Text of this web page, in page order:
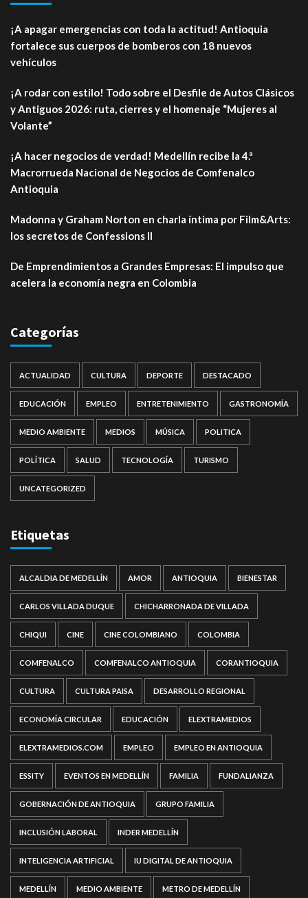
¡A apagar emergencias con toda la actitud! Antioquia
fortalece sus cuerpos de bomberos con 18 nuevos
vehículos
¡A rodar con estilo! Todo sobre el Desfile de Autos Clásicos
y Antiguos 2026: ruta, cierres y el homenaje “Mujeres al
Volante”
¡A hacer negocios de verdad! Medellín recibe la 4.ª
Macrorrueda Nacional de Negocios de Comfenalco
Antioquia
Madonna y Graham Norton en charla íntima por Film&Arts:
los secretos de Confessions II
De Emprendimientos a Grandes Empresas: El impulso que
acelera la economía negra en Colombia
Categorías
ACTUALIDAD CULTURA DEPORTE DESTACADO
EDUCACIÓN EMPLEO ENTRETENIMIENTO GASTRONOMÍA
MEDIO AMBIENTE MEDIOS MÚSICA POLITICA
POLÍTICA SALUD TECNOLOGÍA TURISMO
UNCATEGORIZED
Etiquetas
ALCALDIA DE MEDELLÍN AMOR ANTIOQUIA BIENESTAR
CARLOS VILLADA DUQUE CHICHARRONADA DE VILLADA
CHIQUI CINE CINE COLOMBIANO COLOMBIA
COMFENALCO COMFENALCO ANTIOQUIA CORANTIOQUIA
CULTURA CULTURA PAISA DESARROLLO REGIONAL
ECONOMÍA CIRCULAR EDUCACIÓN ELEXTRAMEDIOS
ELEXTRAMEDIOS.COM EMPLEO EMPLEO EN ANTIOQUIA
ESSITY EVENTOS EN MEDELLÍN FAMILIA FUNDALIANZA
GOBERNACIÓN DE ANTIOQUIA GRUPO FAMILIA
INCLUSIÓN LABORAL INDER MEDELLÍN
INTELIGENCIA ARTIFICIAL IU DIGITAL DE ANTIOQUIA
MEDELLÍN MEDIO AMBIENTE METRO DE MEDELLÍN